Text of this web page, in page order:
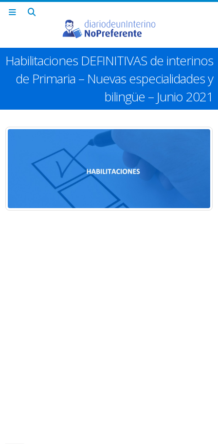
Habilitaciones DEFINITIVAS de interinos
de Primaria – Nuevas especialidades y
bilingüe – Junio 2021